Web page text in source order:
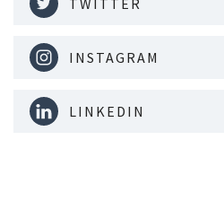
INSTAGRAM
LINKEDIN